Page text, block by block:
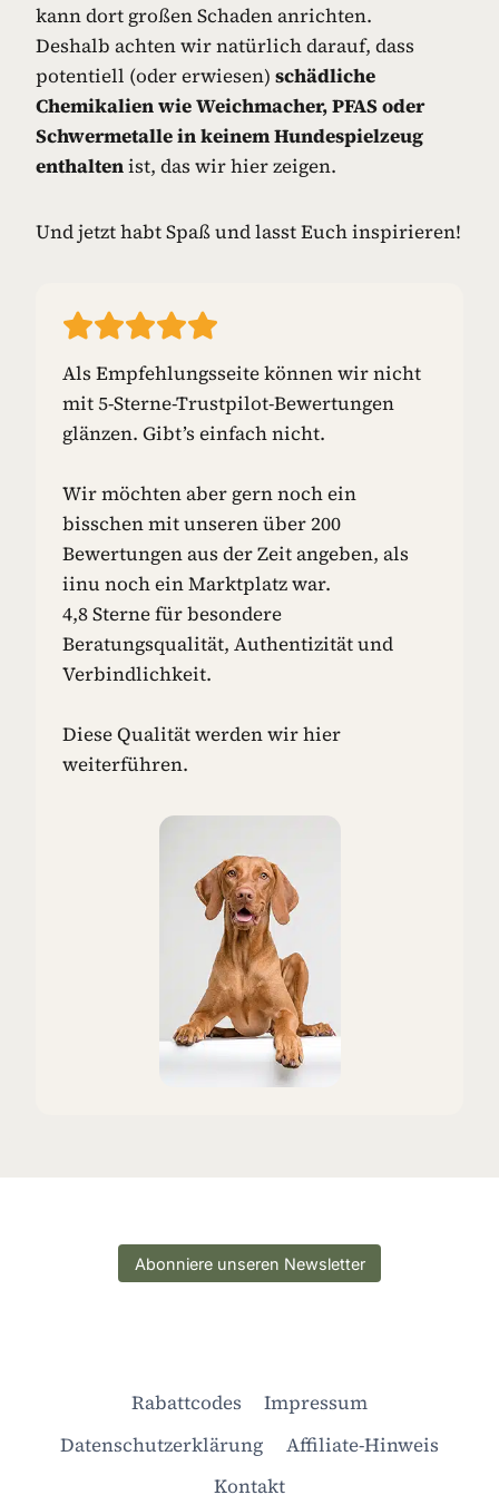
kann dort großen Schaden anrichten.
Deshalb achten wir natürlich darauf, dass
potentiell (oder erwiesen) schädliche
Chemikalien wie Weichmacher, PFAS oder
Schwermetalle in keinem Hundespielzeug
enthaltenist, das wir hier zeigen.
Und jetzt habt Spaß und lasst Euch inspirieren!
Als Empfehlungsseite können wir nicht
mit 5-Sterne-Trustpilot-Bewertungen
glänzen. Gibt’s einfach nicht.
Wir möchten aber gern noch ein
bisschen mit unseren über 200
Bewertungen aus der Zeit angeben, als
iinu noch ein Marktplatz war.
4,8 Sterne für besondere
Beratungsqualität, Authentizität und
Verbindlichkeit.
Diese Qualität werden wir hier
weiterführen.
Abonniere unseren Newsletter
Rabattcodes
Impressum
Datenschutzerklärung
Affiliate-Hinweis
Kontakt